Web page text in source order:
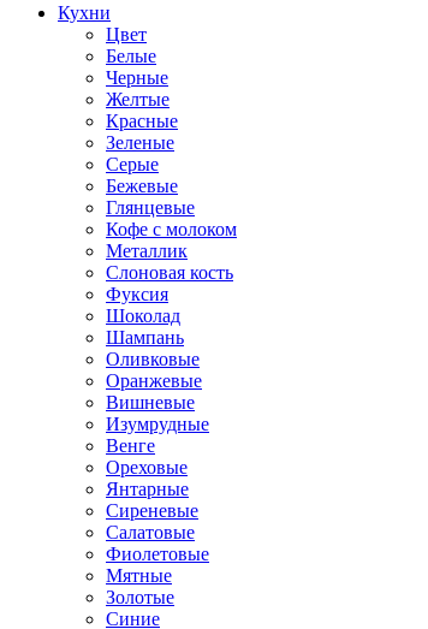
Кухни
Цвет
Белые
Черные
Желтые
Красные
Зеленые
Серые
Бежевые
Глянцевые
Кофе с молоком
Металлик
Слоновая кость
Фуксия
Шоколад
Шампань
Оливковые
Оранжевые
Вишневые
Изумрудные
Венге
Ореховые
Янтарные
Сиреневые
Салатовые
Фиолетовые
Мятные
Золотые
Синие